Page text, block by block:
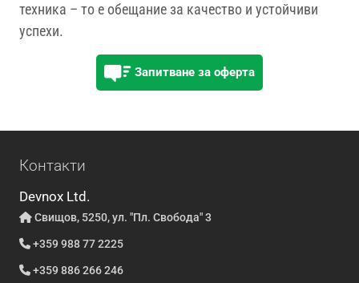
техника – то е обещание за качество и устойчиви
успехи.
Запитване за оферта
Контакти
Devnox Ltd.
Свищов, 5250, ул. "Пл. Свобода" 3
+359 988 77 2225
+359 886 266 246